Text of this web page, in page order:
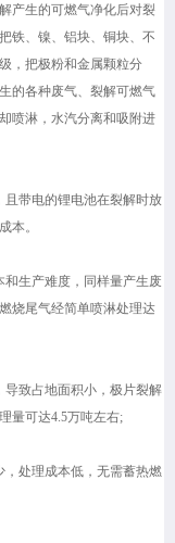
产生的可燃气净化后对裂
铁、镍、铝块、铜块、不
，把极粉和金属颗粒分
的各种废气、裂解可燃气
喷淋，水汽分离和吸附进
且带电的锂电池在裂解时放
本。
生产难度，同样量产生废
烧尾气经简单喷淋处理达
致占地面积小，极片裂解
量可达4.5万吨左右;
处理成本低，无需蓄热燃